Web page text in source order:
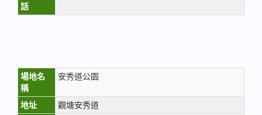
話
場地名
稱
安秀道公園
地址
觀塘安秀道